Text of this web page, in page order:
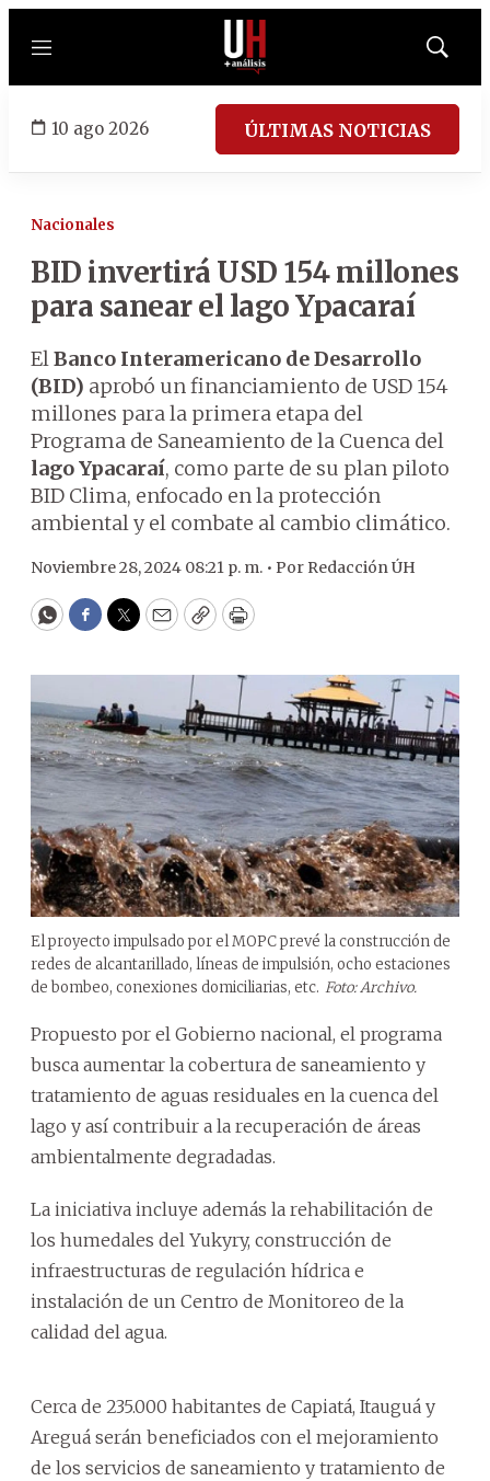
Menú
Mostrar
10 ago 2026 ÚLTIMAS NOTICIAS
Nacionales
BID invertirá USD 154 millones
para sanear el lago Ypacaraí
ElBanco Interamericano de Desarrollo
(BID) aprobó un financiamiento de USD 154
millones para la primera etapa del
Programa de Saneamiento de la Cuenca del
lago Ypacaraí, como parte de su plan piloto
BID Clima, enfocado en la protección
ambiental y el combate al cambio climático.
Noviembre 28, 2024 08:21 p. m. • Por Redacción ÚH
WhatsApp
Facebook
Twitter
EmailCopyPrint
El proyecto impulsado por el MOPC prevé la construcción de
redes de alcantarillado, líneas de impulsión, ocho estaciones
de bombeo, conexiones domiciliarias, etc. Foto: Archivo.
Propuesto por el Gobierno nacional, el programa
busca aumentar la cobertura de saneamiento y
tratamiento de aguas residuales en la cuenca del
lago y así contribuir a la recuperación de áreas
ambientalmente degradadas.
La iniciativa incluye además la rehabilitación de
los humedales del Yukyry, construcción de
infraestructuras de regulación hídrica e
instalación de un Centro de Monitoreo de la
calidad del agua.
Cerca de 235.000 habitantes de Capiatá, Itauguá y
Areguá serán beneficiados con el mejoramiento
de los servicios de saneamiento y tratamiento de